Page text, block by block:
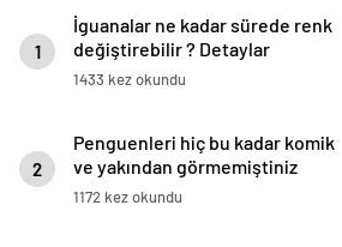
1
İguanalar ne kadar sürede renk
değiştirebilir ? Detaylar
burada…
1433 kez okundu
2
Penguenleri hiç bu kadar komik
ve yakından görmemiştiniz
1172 kez okundu